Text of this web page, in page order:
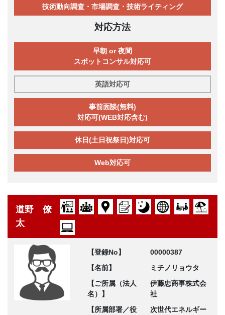
技術動向調査・市場調査・技術ライティング
対応方法
早朝 or 夜間
スポットコンサル対応可
英語対応可
事前面談(無料)
対応可(WEB対応含む)
休日(土日祝祭日)対応可
Web対応可
道野 僚
太
【登録No】
00000387
【名前】
ミチノリョウタ
【ご所属（法人
名）】
伊藤忠商事株式会
社
【所属部署／役
次世代エネルギー